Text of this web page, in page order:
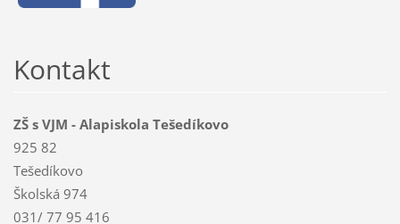
Kontakt
ZŠ s VJM - Alapiskola Tešedíkovo
925 82
Tešedíkovo
Školská 974
031/ 77 95 416